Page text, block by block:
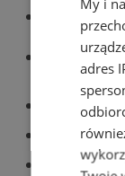
adres